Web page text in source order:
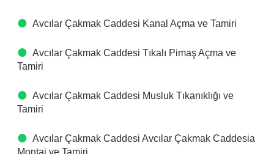
Avcılar Çakmak Caddesi Kanal Açma ve Tamiri
Avcılar Çakmak Caddesi Tıkalı Pimaş Açma ve
Tamiri
Avcılar Çakmak Caddesi Musluk Tıkanıklığı ve
Tamiri
Avcılar Çakmak Caddesi Avcılar Çakmak Caddesia
Montaj ve Tamiri